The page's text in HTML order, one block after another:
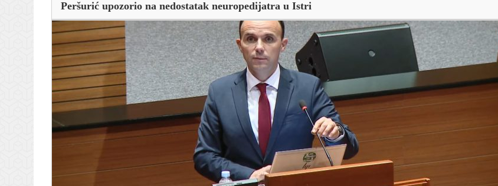
Peršurić upozorio na nedostatak neuropedijatra u Istri